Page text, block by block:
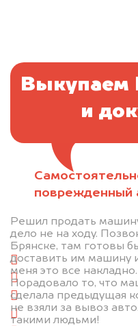
поврежденный
Решил продать
дело не на ходу.
Брянске, там готовы
доставить им машину
меня это все
Порадовало то, что
сделала предыдущая
не взяли за вывоз
такими людьми!
Выкупаем
и
Отправьте
1. Сфотографируйте
спереди
сзади
слева